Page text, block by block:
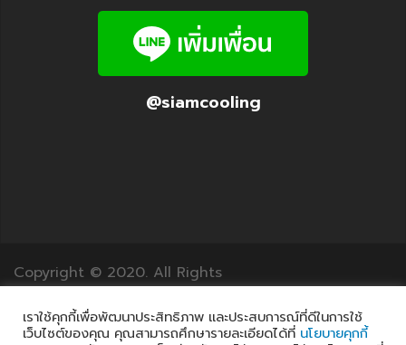
@siamcooling
Copyright © 2020. All Rights
Reserved.12Translation.com
เราใช้คุกกี้เพื่อพัฒนาประสิทธิภาพ และประสบการณ์ที่ดีในการใช้
เว็บไซต์ของคุณ คุณสามารถศึกษารายละเอียดได้ที่ นโยบายคุกกี้